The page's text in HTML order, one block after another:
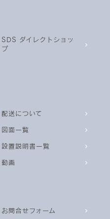
SDS ダイレクトショッ
プ
配送について
図面一覧
設置説明書一覧
動画
お問合せフォーム